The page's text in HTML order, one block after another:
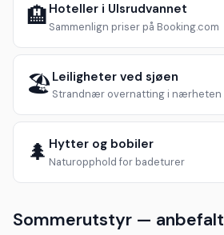
🏨 Hoteller i Ulsrudvannet
Sammenlign priser på Booking.com
🏖️ Leiligheter ved sjøen
Strandnær overnatting i nærheten
🌲 Hytter og bobiler
Naturopphold for badeturer
Sommerutstyr — anbefalt